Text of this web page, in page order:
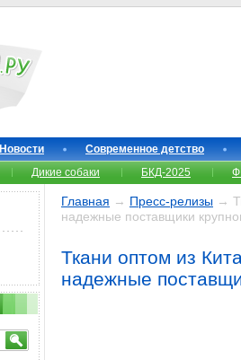
Новости
Современное детство
Дикие собаки БКД-2025
Главная → Пресс-релизы →
надежные поставщики
Ткани оптом из
надежные